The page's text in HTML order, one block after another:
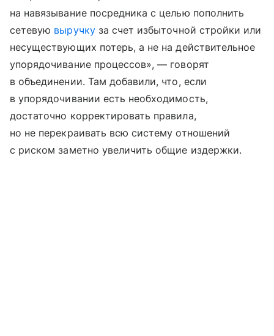
на навязывание посредника с целью пополнить
сетевую выручкуза счет избыточной стройки или
несуществующих потерь, а не на действительное
упорядочивание процессов», — говорят
в объединении. Там добавили, что, если
в упорядочивании есть необходимость,
достаточно корректировать правила,
но не перекраивать всю систему отношений
с риском заметно увеличить общие издержки.